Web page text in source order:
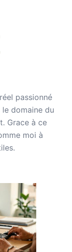
passionné
domaine du
Grace à ce
moi à